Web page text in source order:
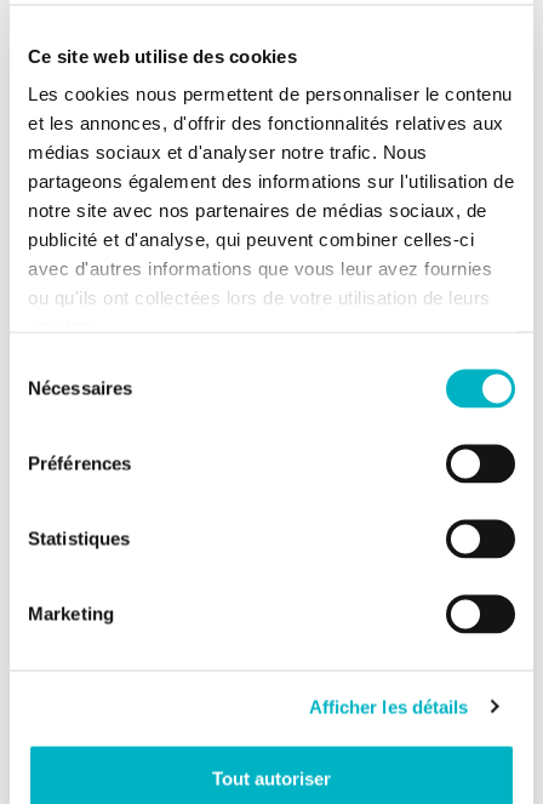
Ce site web utilise des cookies
Les cookies nous permettent de personnaliser le contenu
et les annonces, d'offrir des fonctionnalités relatives aux
médias sociaux et d'analyser notre trafic. Nous
partageons également des informations sur l'utilisation de
notre site avec nos partenaires de médias sociaux, de
publicité et d'analyse, qui peuvent combiner celles-ci
avec d'autres informations que vous leur avez fournies
ou qu'ils ont collectées lors de votre utilisation de leurs
Nécessaires
Préférences
Statistiques
Marketing
Afficher les détails
Tout autoriser
Composition du bien
2 chambres
Informations supplémentaires
Terrasse
Superficie
Informations énergétiques